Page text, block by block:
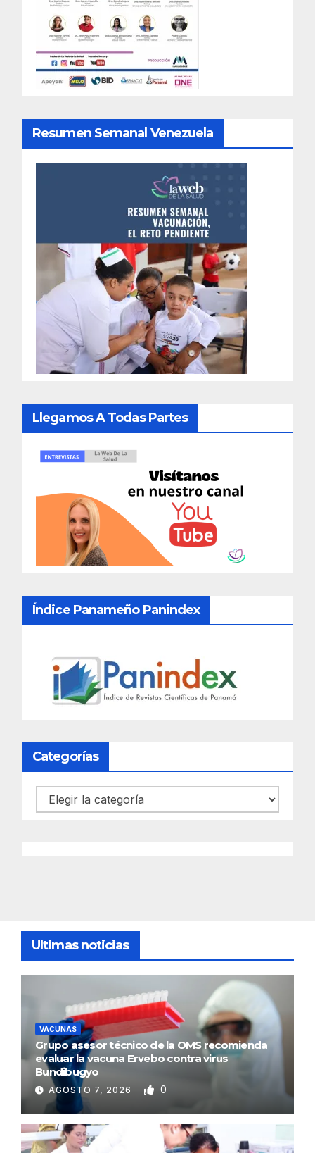
Resumen Semanal Venezuela
Llegamos A Todas Partes
Índice Panameño Panindex
Categorías
Categorías
Ultimas noticias
VACUNAS
Grupo asesor técnico de la OMS recomienda
evaluar la vacuna Ervebo contra virus
Bundibugyo
AGOSTO 7, 2026 0